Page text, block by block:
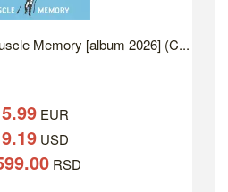
Memory [album 2026] (C...
EUR
USD
RSD